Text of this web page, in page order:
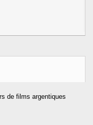
de films argentiques